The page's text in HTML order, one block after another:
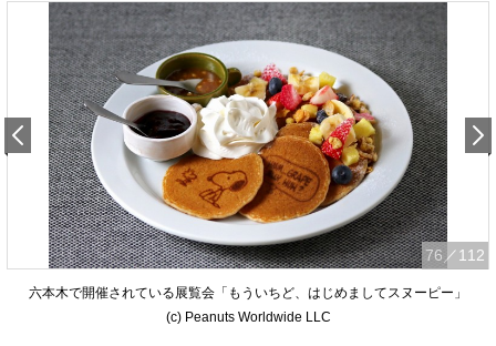
76 ／112
六本木で開催されている展覧会「もういちど、はじめましてスヌーピー」
(c) Peanuts Worldwide LLC